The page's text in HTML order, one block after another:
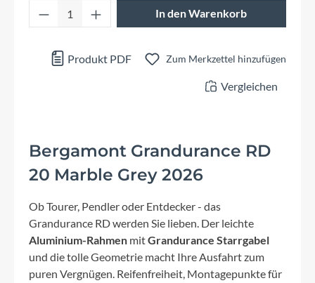
Produkt Anzahl: Gib den gewünschten
In den Warenkorb
Produkt PDF Zum Merkzettel hinzufügen
Vergleichen
Bergamont Grandurance RD
20 Marble Grey 2026
Ob Tourer, Pendler oder Entdecker - das
Grandurance RD werden Sie lieben. Der leichte
Aluminium-Rahmen mitGrandurance Starrgabel
und die tolle Geometrie macht Ihre Ausfahrt zum
puren Vergnügen. Reifenfreiheit, Montagepunkte für